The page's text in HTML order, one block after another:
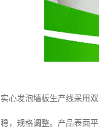
实心发泡墙板生产线采用
稳，规格调整。产品表面